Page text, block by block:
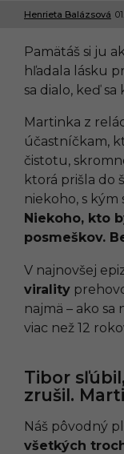
Henrieta Balázsová 1
0
7
.
2
2
6
,
1
0
5
7
Pamätáš si ju
hľadala lásku
sa dialo, keď
Martinka z
účastníčkam,
čistotu,
ktorá prišla do
niekoho, s kým
Niekoho, kto
posmeškov.
V najnovšej
virality
najmä – ako sa
viac než 12
Tibor
zrušil.
Náš pôvodný
všetkých